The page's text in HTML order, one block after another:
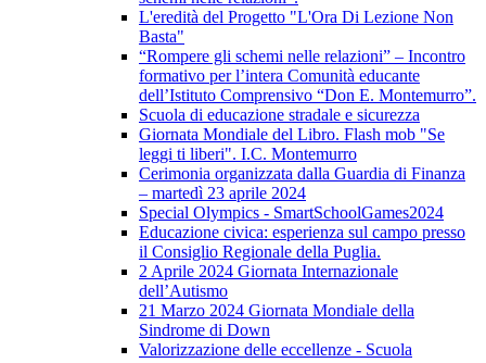
L'eredità del Progetto "L'Ora Di Lezione Non
Basta"
“Rompere gli schemi nelle relazioni” – Incontro
formativo per l’intera Comunità educante
dell’Istituto Comprensivo “Don E. Montemurro”.
Scuola di educazione stradale e sicurezza
Giornata Mondiale del Libro. Flash mob "Se
leggi ti liberi". I.C. Montemurro
Cerimonia organizzata dalla Guardia di Finanza
– martedì 23 aprile 2024
Special Olympics - SmartSchoolGames2024
Educazione civica: esperienza sul campo presso
il Consiglio Regionale della Puglia.
2 Aprile 2024 Giornata Internazionale
dell’Autismo
21 Marzo 2024 Giornata Mondiale della
Sindrome di Down
Valorizzazione delle eccellenze - Scuola